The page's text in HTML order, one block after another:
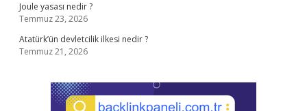
Joule yasası nedir ?
Temmuz 23, 2026
Atatürk’ün devletcilik ilkesi nedir ?
Temmuz 21, 2026